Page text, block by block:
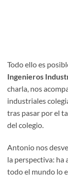
Todo ello es
Ingenieros
charla, nos
industriales
tras pasar por el
del colegio.
Antonio nos
la perspectiva: ha
todo el mundo lo